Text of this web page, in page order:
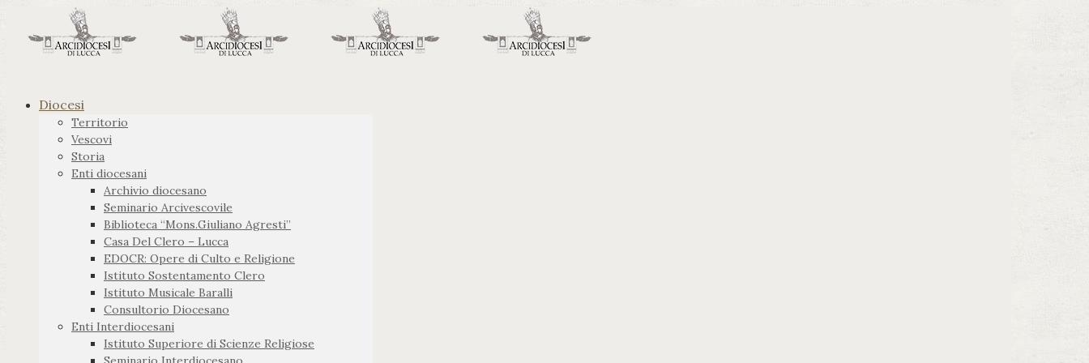
Diocesi
Territorio
Vescovi
Storia
Enti diocesani
Archivio diocesano
Seminario Arcivescovile
Biblioteca “Mons.Giuliano Agresti”
Casa Del Clero – Lucca
EDOCR: Opere di Culto e Religione
Istituto Sostentamento Clero
Istituto Musicale Baralli
Consultorio Diocesano
Enti Interdiocesani
Istituto Superiore di Scienze Religiose